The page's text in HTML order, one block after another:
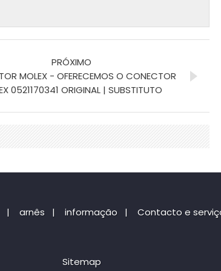
PRÓXIMO
MOLEX - OFERECEMOS O CONECTOR
0521170341 ORIGINAL | SUBSTITUTO
| arnês | informação | Contacto e
Sitemap